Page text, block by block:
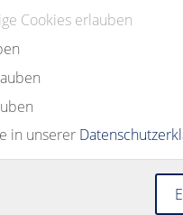
ab?
Cookies erlauben
in unserer